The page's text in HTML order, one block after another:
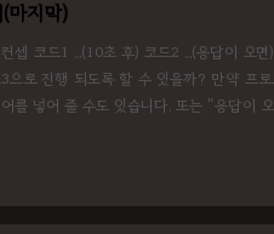
마지막)
코드1 ...(10초 후) 코드2 ...(응답이 오면
으로 진행 되도록 할 수 있을까? 만약 프
를 넣어 줄 수도 있습니다. 또는 "응답이
을 import하기 launch로